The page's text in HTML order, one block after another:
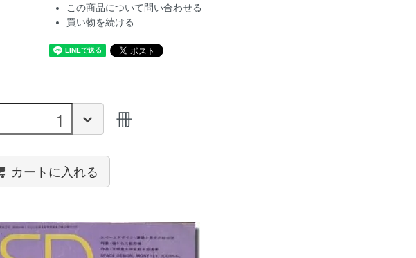
この商品について問い合わせる
買い物を続ける
冊
カートに入れる